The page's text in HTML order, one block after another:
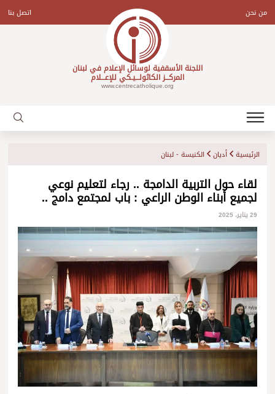
contentمن نحن اتصل بنا
اللجنة الأسقفية لوسائل الإعلام في لبنان
المركـــز الكاثولـــيـكي للإعـــلام
www.centrecatholique.org
الرئيسية أديان الكنيسة - لبنان
لقاء حول التربية الدامجة .. رجاء لتعليم نوعي
لجميع أبناء الوطن الراعي : باب لمجتمع دامج ..
29 يناير، 2025